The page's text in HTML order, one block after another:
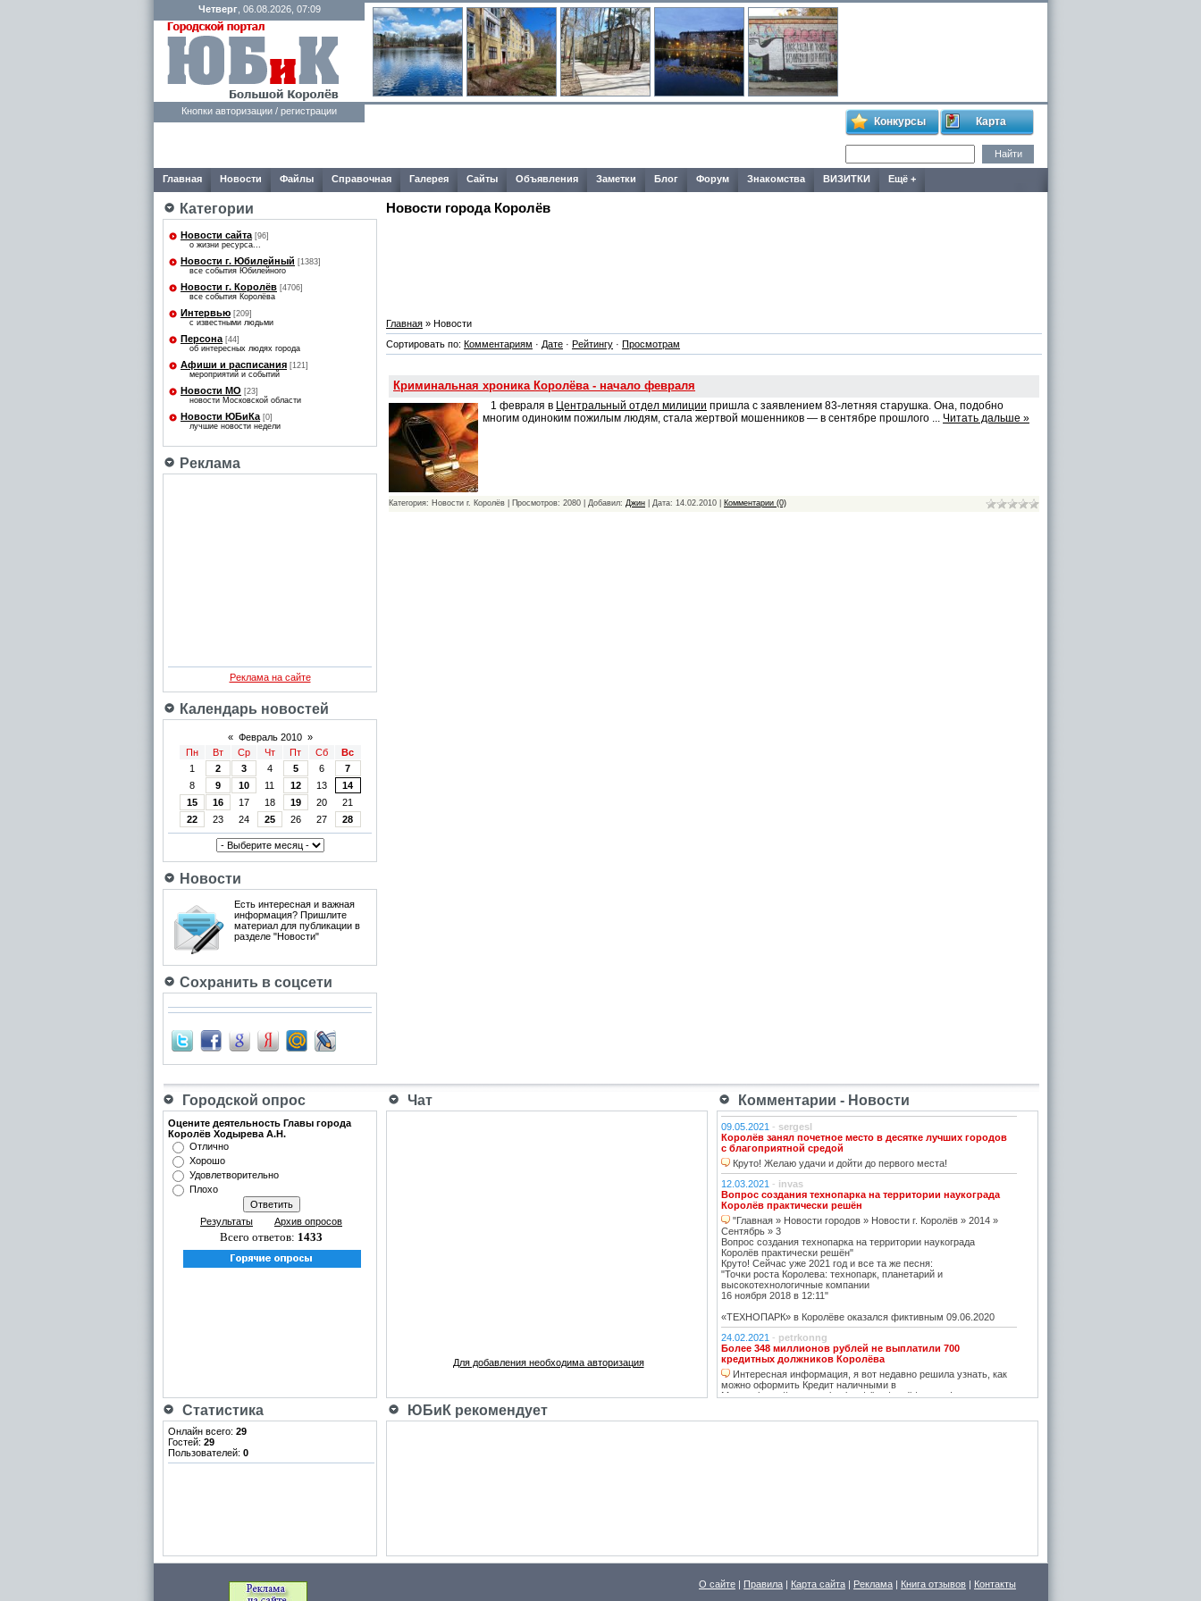
Четверг, 06.08.2026, 07:09
Кнопки авторизации / регистрации
Конкурсы Карта
Главная Новости Файлы Справочная Галерея Сайты Объявления Заметки Блог Форум Знакомства ВИЗИТКИ Ещё +
Категории
Новости сайта [96]
о жизни ресурса...
Новости г. Юбилейный [1383]
все события Юбилейного
Новости г. Королёв [4706]
все события Королёва
Интервью [209]
с известными людьми
Персона [44]
об интересных людях города
Афиши и расписания [121]
мероприятий и событий
Новости МО [23]
новости Московской области
Новости ЮБиКа [0]
лучшие новости недели
Реклама
Реклама на сайте
Календарь новостей
« Февраль 2010 »
Пн
Вт Ср Чт Пт Сб
Вс
1
2 3 4 5 6
7
8
9 10 11 12 13
14
15
16 17 18 19 20
21
22
23 24 25 26 27 28
Новости
Есть интересная и важная
информация? Пришлите
материал для публикации в
разделе "Новости"
Сохранить в соцсети
Новости города Королёв
Главная » Новости
Сортировать по: Комментариям · Дате · Рейтингу · Просмотрам
Криминальная хроника Королёва - начало февраля
1 февраля в Центральный отдел милиции пришла с заявлением 83-летняя старушка. Она, подобно
многим одиноким пожилым людям, стала жертвой мошенников — в сентябре прошлого ... Читать дальше »
Категория: Новости г. Королёв | Просмотров: 2080 | Добавил: Джин | Дата: 14.02.2010 Комментарии (0)
Городской опрос Чат Комментарии - Новости
Оцените деятельность Главы города
Королёв Ходырева А.Н.
Отлично
Хорошо
Удовлетворительно
Плохо
Результаты Архив опросов
Всего ответов: 1433
Для добавления необходима авторизация
09.05.2021 - sergesl
Королёв занял почетное место в десятке лучших городов
с благоприятной средой
Круто! Желаю удачи и дойти до первого места!
12.03.2021 - invas
Вопрос создания технопарка на территории наукограда
Королёв практически решён
"Главная » Новости городов » Новости г. Королёв » 2014 »
Сентябрь » 3
Вопрос создания технопарка на территории наукограда
Королёв практически решён"
Круто! Сейчас уже 2021 год и все та же песня:
"Точки роста Королева: технопарк, планетарий и
высокотехнологичные компании
16 ноября 2018 в 12:11"
«ТЕХНОПАРК» в Королёве оказался фиктивным 09.06.2020
24.02.2021 - petrkonng
Более 348 миллионов рублей не выплатили 700
кредитных должников Королёва
Интересная информация, я вот недавно решила узнать, как
можно оформить Кредит наличными в
Москве https://www.vostbank.ru/client/credit/ тут информацию в
В ближайшее время планируется возведение наземного
Статистика ЮБиК рекомендует
Онлайн всего: 29
Гостей: 29
Пользователей: 0
О сайте | Правила | Карта сайта | Реклама | Книга отзывов | Контакты